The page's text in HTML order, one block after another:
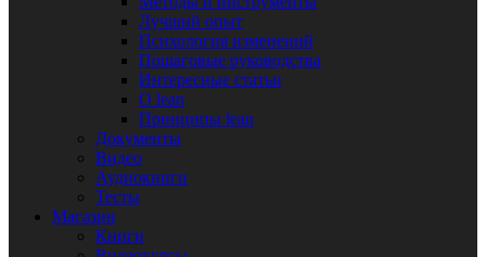
Лучший опыт
Психология изменений
Пошаговые руководства
Интересные статьи
O lean
Принципы lean
Документы
Видео
Аудиокниги
Тесты
Магазин
Книги